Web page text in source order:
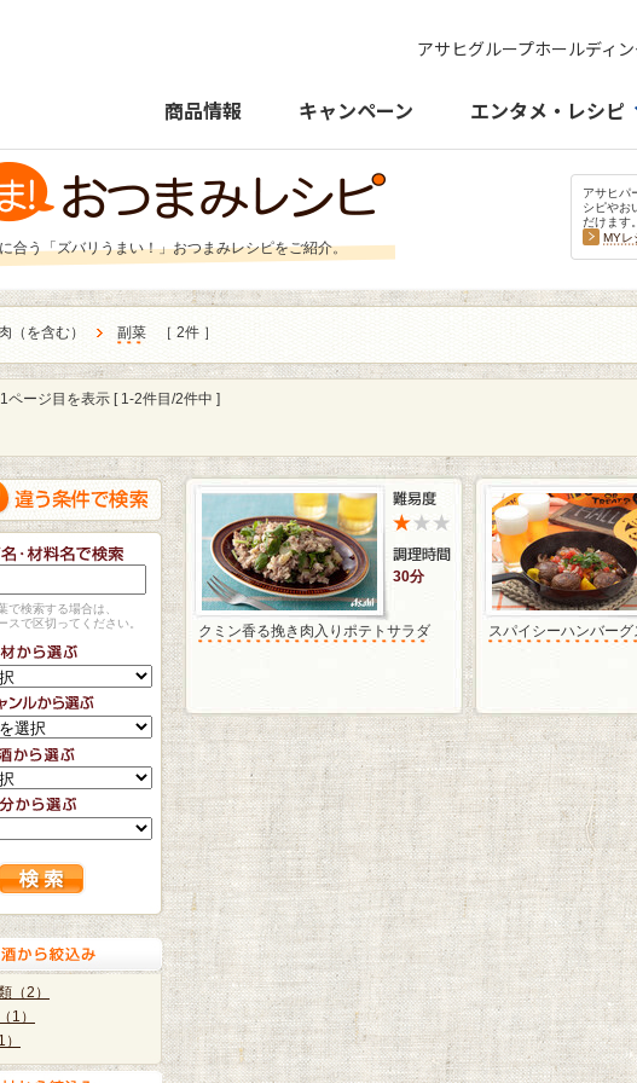
アサヒグループホールディ
商品情報 キャンペーン エンタメ・レシピ
合う「ズバリうまい！」おつまみレシピをご紹介。
アサヒパ
シピやお
だけます。
MYレ
（を含む） 副菜 ［ 2件 ］
ページ目を表示 [ 1-2件目/2件中 ]
で検索する場合は、
で区切ってください。
（2）
1）
30分
クミン香る挽き肉入りポテトサラダ スパイシーハンバーグ